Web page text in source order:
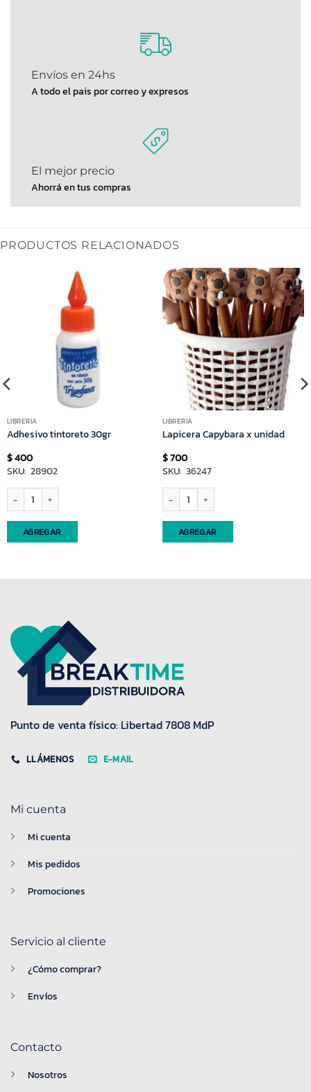
Envíos en 24hs
A todo el pais por correo y expresos
El mejor precio
Ahorrá en tus compras
PRODUCTOS RELACIONADOS
LIBRERIA
Adhesivo tintoreto 30gr
$400
SKU: 28902
Adhesivo tintoreto 30gr cantidad
AGREGAR
LIBRERIA
Lapicera Capybara x unidad
$700
SKU: 36247
Lapicera Capybara x unidad cantidad
AGREGAR
Punto de venta físico: Libertad 7808 MdP
LLÁMENOS E-MAIL
Mi cuenta
Mi cuenta
Mis pedidos
Promociones
Servicio al cliente
¿Cómo comprar?
Envíos
Contacto
Nosotros